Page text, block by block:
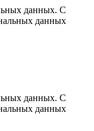
данных. С
данных
данных. С
данных